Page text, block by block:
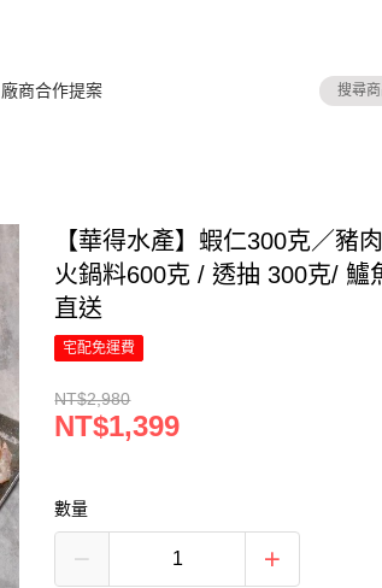
廠商合作提案
【華得水產】蝦仁300克／豬
火鍋料600克 / 透抽 300克/ 鱸
直送
宅配免運費
NT$2,980
NT$1,399
數量